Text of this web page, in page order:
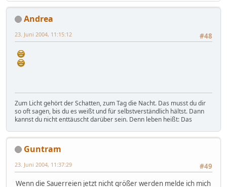
Andrea
#48
23. Juni 2004, 11:15:12
Zum Licht gehört der Schatten, zum Tag die Nacht. Das musst du dir
so oft sagen, bis du es weißt und für selbstverständlich hältst. Dann
kannst du nicht enttäuscht darüber sein. Denn leben heißt: Das
Guntram
#49
23. Juni 2004, 11:37:29
Wenn die Sauerreien jetzt nicht größer werden melde ich mich